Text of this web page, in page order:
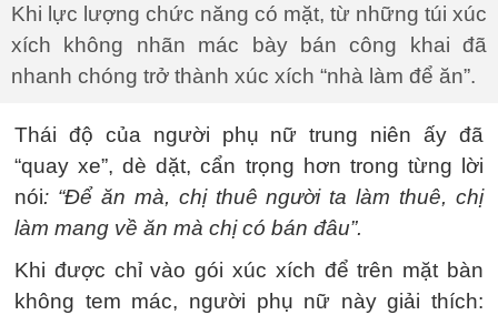
Khi lực lượng chức năng có mặt, từ những túi xúc
xích không nhãn mác bày bán công khai đã
nhanh chóng trở thành xúc xích “nhà làm để ăn”.
Thái độ của người phụ nữ trung niên ấy đã
“quay xe”, dè dặt, cẩn trọng hơn trong từng lời
nói: “Để ăn mà, chị thuê người ta làm thuê, chị
làm mang về ăn mà chị có bán đâu”.
Khi được chỉ vào gói xúc xích để trên mặt bàn
không tem mác, người phụ nữ này giải thích: